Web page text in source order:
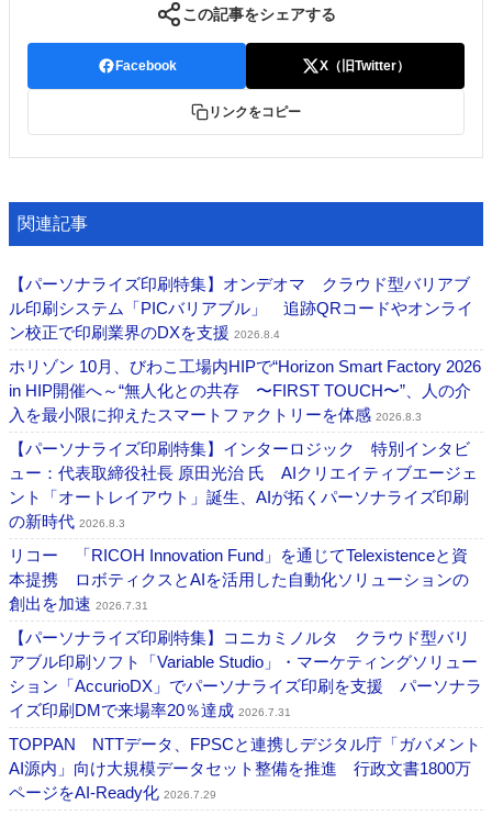
この記事をシェアする
Facebook X（旧Twitter）
リンクをコピー
関連記事
【パーソナライズ印刷特集】オンデオマ クラウド型バリアブ
ル印刷システム「PICバリアブル」 追跡QRコードやオンライ
ン校正で印刷業界のDXを支援 2026.8.4
ホリゾン 10月、びわこ工場内HIPで“Horizon Smart Factory 2026
in HIP開催へ～“無人化との共存 〜FIRST TOUCH〜”、人の介
入を最小限に抑えたスマートファクトリーを体感 2026.8.3
【パーソナライズ印刷特集】インターロジック 特別インタビ
ュー：代表取締役社長 原田光治 氏 AIクリエイティブエージェ
ント「オートレイアウト」誕生、AIが拓くパーソナライズ印刷
の新時代 2026.8.3
リコー 「RICOH Innovation Fund」を通じてTelexistenceと資
本提携 ロボティクスとAIを活用した自動化ソリューションの
創出を加速 2026.7.31
【パーソナライズ印刷特集】コニカミノルタ クラウド型バリ
アブル印刷ソフト「Variable Studio」・マーケティングソリュー
ション「AccurioDX」でパーソナライズ印刷を支援 パーソナラ
イズ印刷DMで来場率20％達成 2026.7.31
TOPPAN NTTデータ、FPSCと連携しデジタル庁「ガバメント
AI源内」向け大規模データセット整備を推進 行政文書1800万
ページをAI-Ready化 2026.7.29